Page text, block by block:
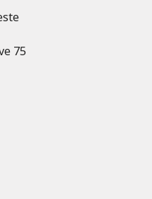
nave 75